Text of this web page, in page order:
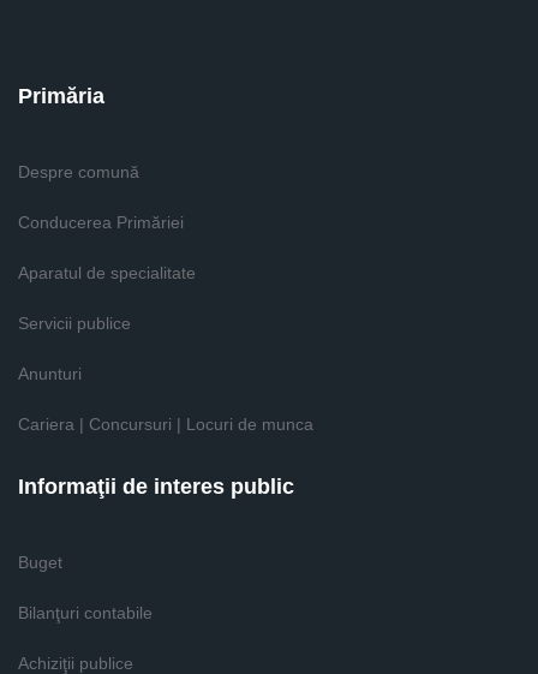
Primăria
Despre comună
Conducerea Primăriei
Aparatul de specialitate
Servicii publice
Anunturi
Cariera | Concursuri | Locuri de munca
Informaţii de interes public
Buget
Bilanţuri contabile
Achiziţii publice